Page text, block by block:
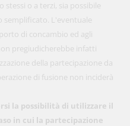
o a terzi, sia possibile
semplificato. L'eventuale
di concambio ed agli
pregiudicherebbe infatti
della partecipazione da
di fusione non inciderà
la possibilità di utilizzare il
in cui la partecipazione